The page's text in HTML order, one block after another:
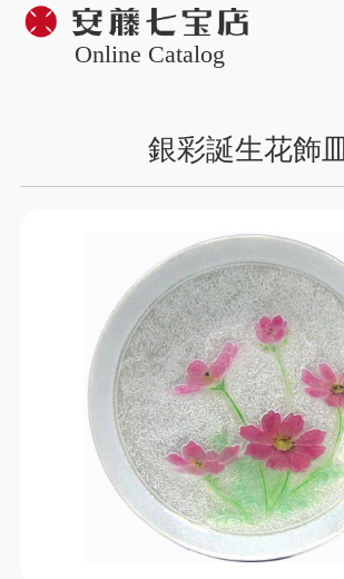
Online Catalog
銀彩誕生花飾皿